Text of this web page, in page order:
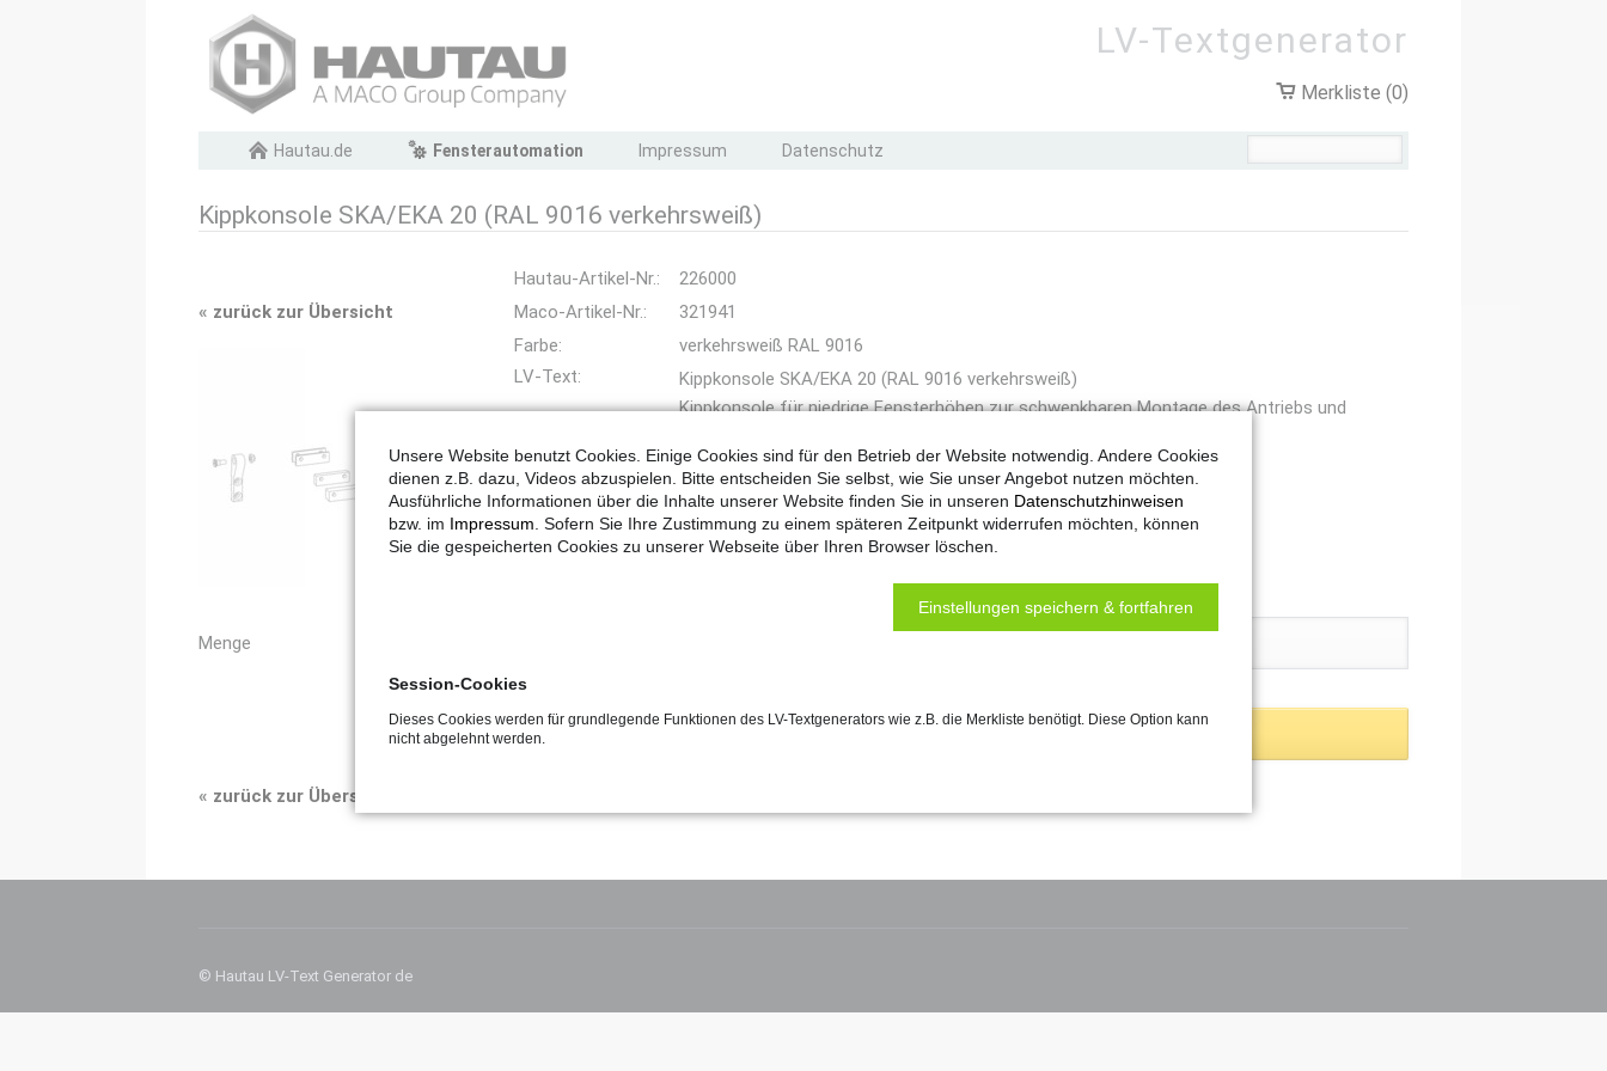
LV-Textgenerator
Merkliste (0)
NavigationHautau.de Fensterautomation Impressum Datenschutz
Kippkonsole SKA/EKA 20 (RAL 9016 verkehrsweiß)
« zurück zur Übersicht
Hautau-Artikel-Nr.:
226000
Maco-Artikel-Nr.:
321941
Farbe:
verkehrsweiß RAL 9016
LV-Text:
Kippkonsole SKA/EKA 20 (RAL 9016 verkehrsweiß)
Kippkonsole für niedrige Fensterhöhen zur schwenkbaren Montage des Antriebs und
Farbe in RAL 9016 (verkehrsweiß)
Farbe: verkehrsweiß RAL 9016
Menge
« zurück zur Übersicht
© Hautau LV-Text Generator de
Unsere Website benutzt Cookies. Einige Cookies sind für den Betrieb der Website notwendig. Andere Cookies
dienen z.B. dazu, Videos abzuspielen. Bitte entscheiden Sie selbst, wie Sie unser Angebot nutzen möchten.
Ausführliche Informationen über die Inhalte unserer Website finden Sie in unseren Datenschutzhinweisen
bzw. im Impressum . Sofern Sie Ihre Zustimmung zu einem späteren Zeitpunkt widerrufen möchten, können
Sie die gespeicherten Cookies zu unserer Webseite über Ihren Browser löschen.
Einstellungen speichern & fortfahren
Session-Cookies
Dieses Cookies werden für grundlegende Funktionen des LV-Textgenerators wie z.B. die Merkliste benötigt. Diese Option kann
nicht abgelehnt werden.